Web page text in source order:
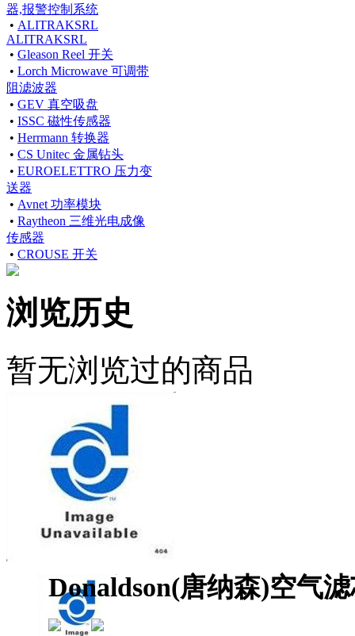
器,报警控制系统
• ALITRAKSRL
ALITRAKSRL
• Gleason Reel 开关
• Lorch Microwave 可调带
阻滤波器
• GEV 真空吸盘
• ISSC 磁性传感器
• Herrmann 转换器
• CS Unitec 金属钻头
• EUROELETTRO 压力变
送器
• Avnet 功率模块
• Raytheon 三维光电成像
传感器
• CROUSE 开关
浏览历史
暂无浏览过的商品
Donaldson(唐纳森)空气滤